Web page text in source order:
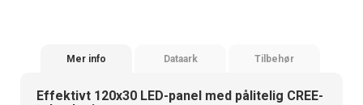
Mer info Dataark Tilbehør
Effektivt 120x30 LED-panel med pålitelig CREE-